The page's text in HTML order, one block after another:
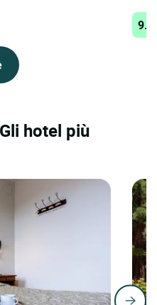
hotel più